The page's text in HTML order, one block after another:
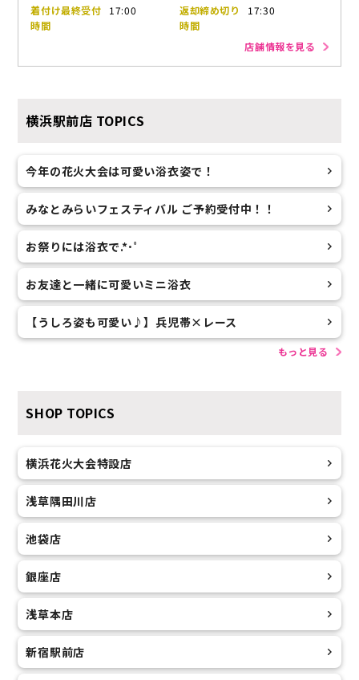
着付け最終受付
時間
17:00
返却締め切り
時間
17:30
店舗情報を見る
横浜駅前店 TOPICS
今年の花火大会は可愛い浴衣姿で！
みなとみらいフェスティバル ご予約受付中！！
お祭りには浴衣で.*･ﾟ
お友達と一緒に可愛いミニ浴衣
【うしろ姿も可愛い♪】兵児帯×レース
もっと見る
SHOP TOPICS
横浜花火大会特設店
浅草隅田川店
池袋店
銀座店
浅草本店
新宿駅前店